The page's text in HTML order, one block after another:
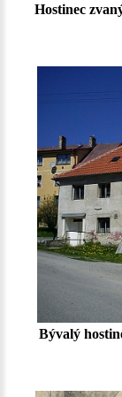
Hostinec
Bývalý